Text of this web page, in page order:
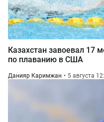
Казахстан завоевал 17
по плаванию в США
Данияр Каримжан 5 августа